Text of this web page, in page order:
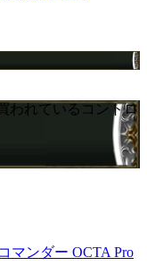
われているコントロ
マンダー OCTA Pro